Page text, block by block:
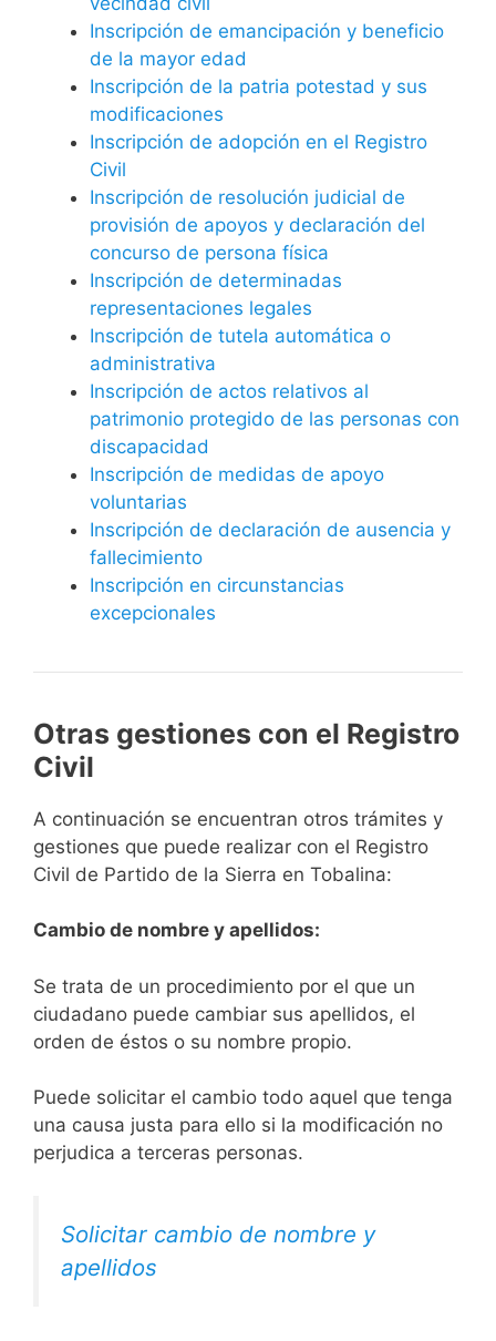
Inscripción de emancipación y beneficio
de la mayor edad
Inscripción de la patria potestad y sus
modificaciones
Inscripción de adopción en el Registro
Civil
Inscripción de resolución judicial de
provisión de apoyos y declaración del
concurso de persona física
Inscripción de determinadas
representaciones legales
Inscripción de tutela automática o
administrativa
Inscripción de actos relativos al
patrimonio protegido de las personas con
discapacidad
Inscripción de medidas de apoyo
voluntarias
Inscripción de declaración de ausencia y
fallecimiento
Inscripción en circunstancias
excepcionales
Otras gestiones con el Registro
Civil
A continuación se encuentran otros trámites y
gestiones que puede realizar con el Registro
Civil de Partido de la Sierra en Tobalina:
Cambio de nombre y apellidos:
Se trata de un procedimiento por el que un
ciudadano puede cambiar sus apellidos, el
orden de éstos o su nombre propio.
Puede solicitar el cambio todo aquel que tenga
una causa justa para ello si la modificación no
perjudica a terceras personas.
Solicitar cambio de nombre y
apellidos